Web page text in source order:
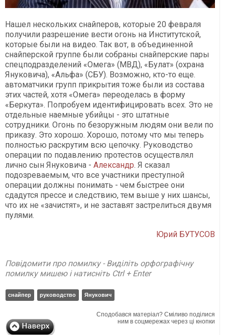
Нашел нескольких снайперов, которые 20 февраля
получили разрешение вести огонь на Институтской,
которые были на видео. Так вот, в объединенной
снайперской группе были собраны снайперские пары
спецподразделений «Омега» (МВД), «Булат» (охрана
Януковича), «Альфа» (СБУ). Возможно, кто-то еще.
автоматчики групп прикрытия тоже были из состава
этих частей, хотя «Омега» переоделась в форму
«Беркута». Попробуем идентифицировать всех. Это не
отдельные наемные убийцы - это штатные
сотрудники. Огонь по безоружным людям они вели по
приказу. Это хорошо. Хорошо, потому что мы теперь
полностью раскрутим всю цепочку. Руководство
операции по подавлению протестов осуществлял
лично сын Януковича - Александр. Я сказал
подозреваемым, что все участники преступной
операции должны понимать - чем быстрее они
сдадутся прессе и следствию, тем выше у них шансы,
что их не «зачистят», и не заставят застрелиться двумя
пулями.
Юрий БУТУСОВ
Повідомити про помилку - Виділіть орфографічну
помилку мишею і натисніть Ctrl + Enter
снайпер руководство Янукович
Сподобався матеріал? Сміливо поділися
ним в соцмережах через ці кнопки